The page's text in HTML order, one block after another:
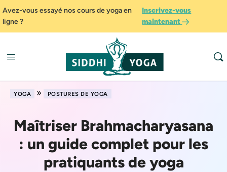
Avez-vous essayé nos cours de yoga en
ligne ?
Inscrivez-vous
maintenant
YOGA » POSTURES DE YOGA
Maîtriser Brahmacharyasana
: un guide complet pour les
pratiquants de yoga